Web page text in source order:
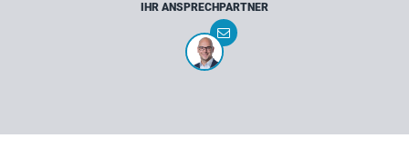
IHR ANSPRECHPARTNER